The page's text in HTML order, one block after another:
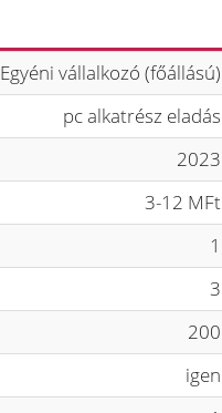
Egyéni vállalkozó (főállású)
pc alkatrész eladás
2023
3-12 MFt
1
3
200
igen